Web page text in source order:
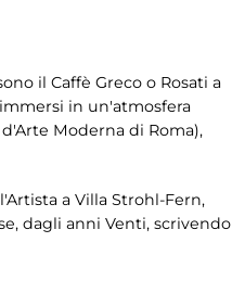
il Caffè Greco o Rosati a
in un'atmosfera
d'Arte Moderna di Roma),
a Villa Strohl-Fern,
dagli anni Venti, scrivendo